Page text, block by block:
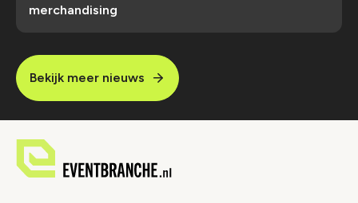
merchandising
Bekijk meer nieuws